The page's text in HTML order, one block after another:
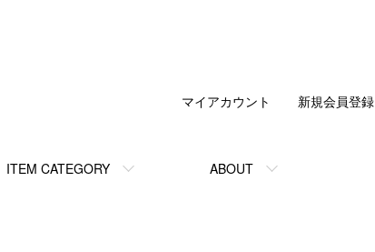
ITEM CATEGORY ABOUT
マイアカウント 新規会員登録